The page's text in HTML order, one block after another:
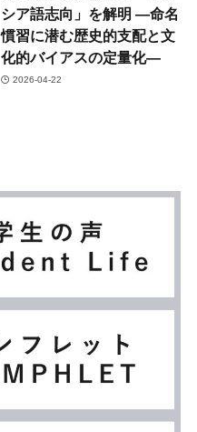
シア語志向」を解明 ―命名
慣習に潜む歴史的支配と文
化的バイアスの定量化―
2026-04-22